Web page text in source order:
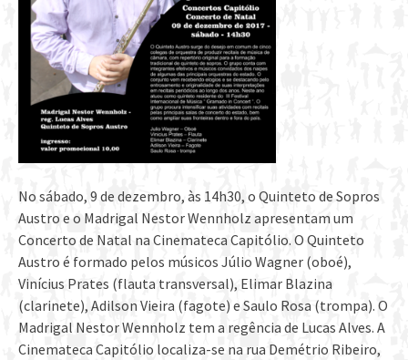
No sábado, 9 de dezembro, às 14h30, o Quinteto de Sopros
Austro e o Madrigal Nestor Wennholz apresentam um
Concerto de Natal na Cinemateca Capitólio. O Quinteto
Austro é formado pelos músicos Júlio Wagner (oboé),
Vinícius Prates (flauta transversal), Elimar Blazina
(clarinete), Adilson Vieira (fagote) e Saulo Rosa (trompa). O
Madrigal Nestor Wennholz tem a regência de Lucas Alves. A
Cinemateca Capitólio localiza-se na rua Demétrio Ribeiro,